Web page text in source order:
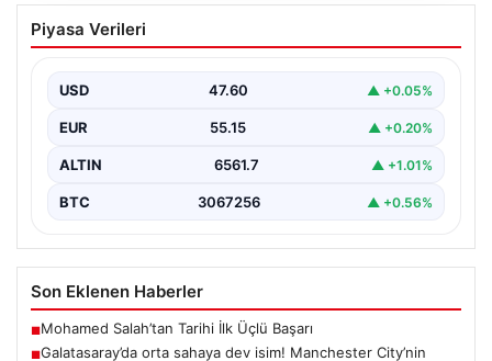
Galatasaray’da orta sahaya dev isim!
Manchester City’nin yıldızı Tijjani
Piyasa Verileri
USD 47.60 ▲ +0.05%
EUR 55.15 ▲ +0.20%
ALTIN 6561.7 ▲ +1.01%
BTC 3067256 ▲ +0.56%
Son Eklenen Haberler
■Mohamed Salah’tan Tarihi İlk Üçlü Başarı
■Galatasaray’da orta sahaya dev isim! Manchester City’nin